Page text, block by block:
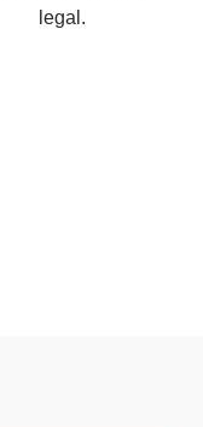
legal.